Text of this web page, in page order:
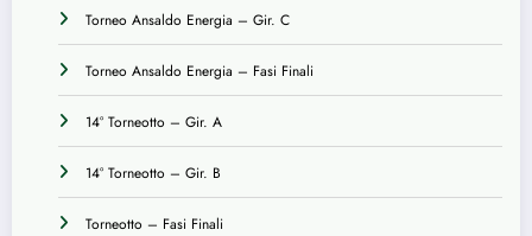
Torneo Ansaldo Energia – Gir. C
Torneo Ansaldo Energia – Fasi Finali
14° Torneotto – Gir. A
14° Torneotto – Gir. B
Torneotto – Fasi Finali